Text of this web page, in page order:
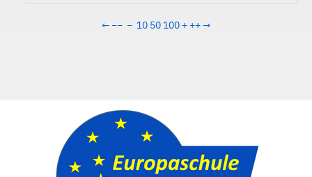
← −− − 10 50 100 + ++→